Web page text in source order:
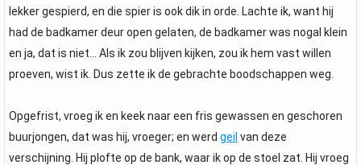
lekker gespierd, en die spier is ook dik in orde. Lachte ik, want hij
had de badkamer deur open gelaten, de badkamer was nogal klein
en ja, dat is niet… Als ik zou blijven kijken, zou ik hem vast willen
proeven, wist ik. Dus zette ik de gebrachte boodschappen weg.
Opgefrist, vroeg ik en keek naar een fris gewassen en geschoren
buurjongen, dat was hij, vroeger; en werd geil van deze
verschijning. Hij plofte op de bank, waar ik op de stoel zat. Hij vroeg